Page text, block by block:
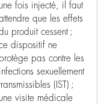
une fois injecté, il faut
que les effets
produit cessent ;
dispositif ne
protège pas contre les
infections sexuellement
(IST) ;
une visite médicale